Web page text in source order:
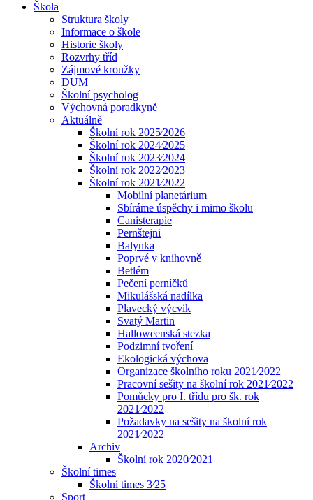
Škola
Struktura školy
Informace o škole
Historie školy
Rozvrhy tříd
Zájmové kroužky
DUM
Školní psycholog
Výchovná poradkyně
Aktuálně
Školní rok 2025⁄2026
Školní rok 2024⁄2025
Školní rok 2023⁄2024
Školní rok 2022⁄2023
Školní rok 2021⁄2022
Mobilní planetárium
Sbíráme úspěchy i mimo školu
Canisterapie
Pernštejni
Balynka
Poprvé v knihovně
Betlém
Pečení perníčků
Mikulášská nadílka
Plavecký výcvik
Svatý Martin
Halloweenská stezka
Podzimní tvoření
Ekologická výchova
Organizace školního roku 2021⁄2022
Pracovní sešity na školní rok 2021⁄2022
Pomůcky pro I. třídu pro šk. rok
2021⁄2022
Požadavky na sešity na školní rok
2021⁄2022
Archiv
Školní rok 2020⁄2021
Školní times
Školní times 3⁄25
Sport